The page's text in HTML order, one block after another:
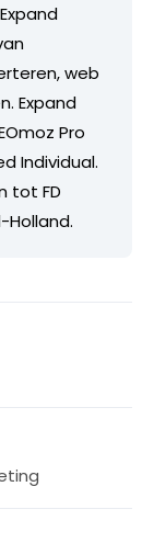
web
Expand
Pro
Individual.
tot FD
Holland.